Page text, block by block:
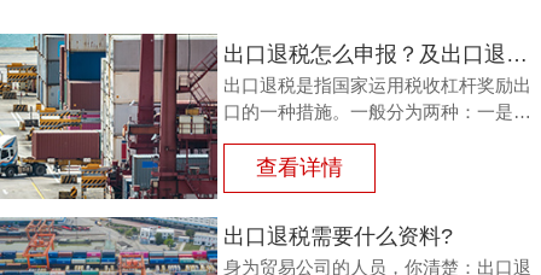
出口退税怎么申报？及出口退税怎么进行填写增值税申报表?
出口退税是指国家运用税收杠杆奖励出
口的一种措施。一般分为两种：一是退
或半成品，加工制成产品出口时，退还
其已纳的进口税。
查看详情
出口退税需要什么资料?
身为贸易公司的人员，你清楚：出口退